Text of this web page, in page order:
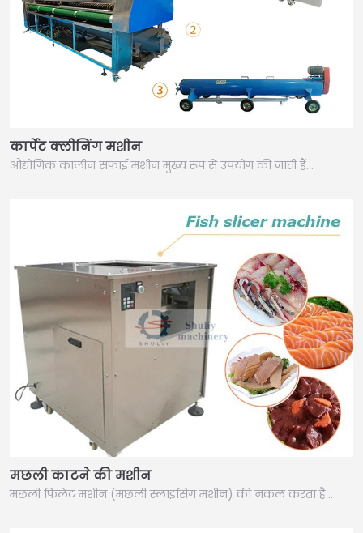
कार्पेट क्लीनिंग मशीन
औद्योगिक कालीन सफाई मशीन मुख्य रूप से उपयोग की जाती हैं…
मछली काटने की मशीन
मछली फिलेट मशीन (मछली स्लाइसिंग मशीन) की नकल करता है…